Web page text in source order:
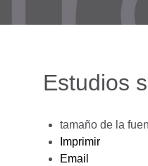
Estudios
tamaño de la
Imprimir
Email